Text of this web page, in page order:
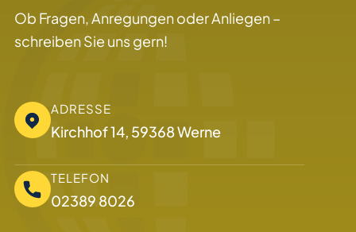
Ob Fragen, Anregungen oder Anliegen –
schreiben Sie uns gern!
ADRESSE
Kirchhof 14, 59368 Werne
TELEFON
02389 8026